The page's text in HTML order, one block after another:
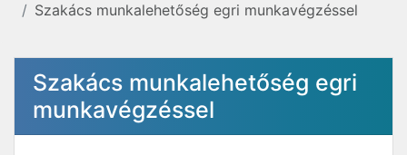
Szakács munkalehetőség egri munkavégzéssel
Szakács munkalehetőség egri
munkavégzéssel